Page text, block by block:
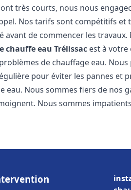
très courts, nous nous
Nos tarifs sont compétitifs et
avant de commencer les
chauffe eau Trélissac est à
de chauffage eau.
pour éviter les pannes et
eau. Nous sommes fiers de nos
Nous sommes